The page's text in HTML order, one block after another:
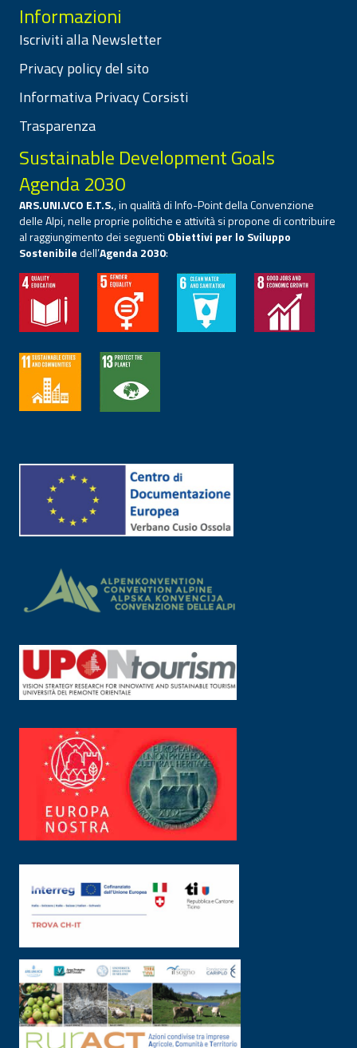
Informazioni
Iscriviti alla Newsletter
Privacy policy del sito
Informativa Privacy Corsisti
Trasparenza
Sustainable Development Goals
Agenda 2030
ARS.UNI.VCO E.T.S., in qualità di Info-Point della Convenzione
delle Alpi, nelle proprie politiche e attività si propone di contribuire
al raggiungimento dei seguenti Obiettivi per lo Sviluppo
Sostenibiledell’Agenda 2030: